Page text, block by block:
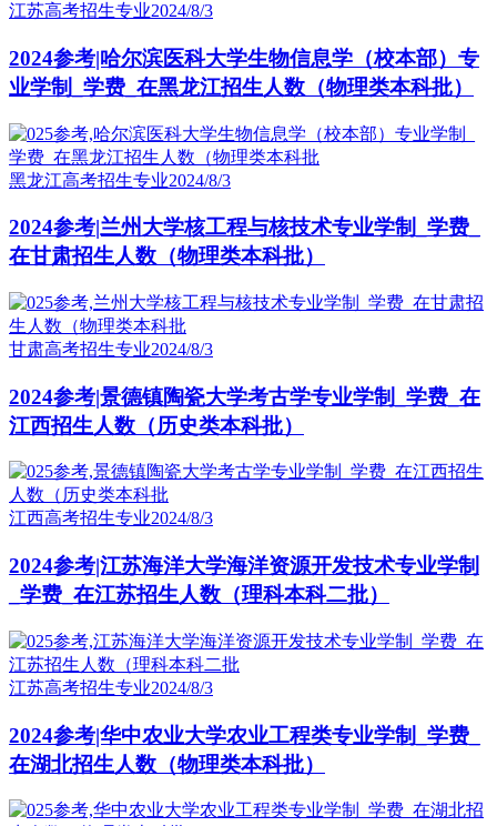
江苏高考招生专业2024/8/3
2024参考|哈尔滨医科大学生物信息学（校本部）专
业学制_学费_在黑龙江招生人数（物理类本科批）
黑龙江高考招生专业2024/8/3
2024参考|兰州大学核工程与核技术专业学制_学费_
在甘肃招生人数（物理类本科批）
甘肃高考招生专业2024/8/3
2024参考|景德镇陶瓷大学考古学专业学制_学费_在
江西招生人数（历史类本科批）
江西高考招生专业2024/8/3
2024参考|江苏海洋大学海洋资源开发技术专业学制
_学费_在江苏招生人数（理科本科二批）
江苏高考招生专业2024/8/3
2024参考|华中农业大学农业工程类专业学制_学费_
在湖北招生人数（物理类本科批）